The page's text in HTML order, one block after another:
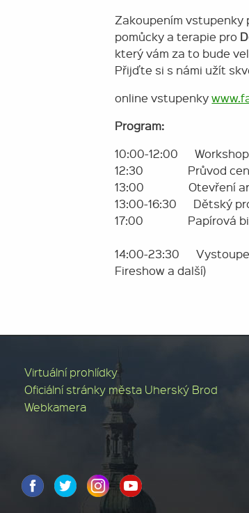
Zakoupením vstupenky
pomůcky a terapie pro
který vám za to bude
Přijďte si s námi užít
online vstupenky
Program:
10:00-12:00
12:30 Průvod
13:00 Otevření
13:00-16:30 Dětský
17:00 Papírová
14:00-23:30
Fireshow a další)
Virtuální prohlídky
Oficiální stránky města Uherský Brod
Webkamera